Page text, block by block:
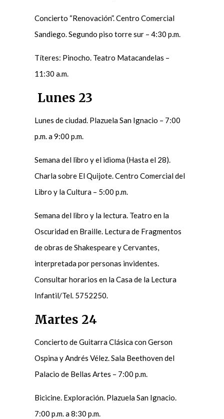
Concierto “Renovación”. Centro Comercial
Sandiego. Segundo piso torre sur – 4:30 p.m.
Títeres: Pinocho. Teatro Matacandelas –
11:30 a.m.
Lunes 23
Lunes de ciudad. Plazuela San Ignacio – 7:00
p.m. a 9:00 p.m.
Semana del libro y el idioma (Hasta el 28).
Charla sobre El Quijote. Centro Comercial del
Libro y la Cultura – 5:00 p.m.
Semana del libro y la lectura. Teatro en la
Oscuridad en Braille. Lectura de Fragmentos
de obras de Shakespeare y Cervantes,
interpretada por personas invidentes.
Consultar horarios en la Casa de la Lectura
Infantil/Tel. 5752250.
Martes 24
Concierto de Guitarra Clásica con Gerson
Ospina y Andrés Vélez. Sala Beethoven del
Palacio de Bellas Artes – 7:00 p.m.
Bicicine. Exploración. Plazuela San Ignacio.
7:00 p.m. a 8:30 p.m.